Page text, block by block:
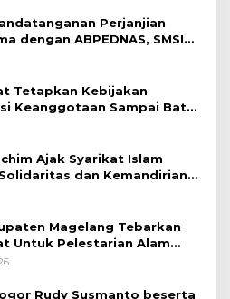
Perjanjian
dengan ABPEDNAS, SMSI
Pokja News Room
Tetapkan Kebijakan
Keanggotaan Sampai Batas
2026
Ajak Syarikat Islam
dan Kemandirian
Magelang Tebarkan
Untuk Pelestarian Alam
Pohon dan Melepas
Rudy Susmanto beserta